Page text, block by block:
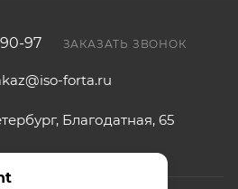
97 ЗАКАЗАТЬ ЗВОНОК
forta.ru
Благодатная, 65